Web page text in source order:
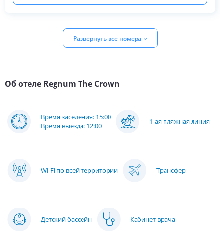
Развернуть все номера
Об отеле Regnum The Crown
Время заселения: 15:00
Время выезда: 12:00
1-ая пляжная линия
Wi-Fi по всей территории Трансфер
Детский бассейн Кабинет врача